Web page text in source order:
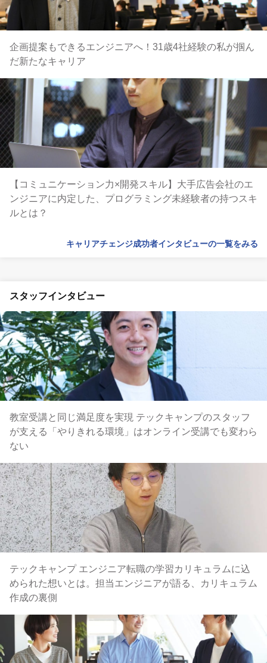
企画提案もできるエンジニアへ！31歳4社経験の私が掴ん
だ新たなキャリア
【コミュニケーション力×開発スキル】大手広告会社のエ
ンジニアに内定した、プログラミング未経験者の持つスキ
ルとは？
キャリアチェンジ成功者インタビューの一覧をみる
スタッフインタビュー
教室受講と同じ満足度を実現 テックキャンプのスタッフ
が支える「やりきれる環境」はオンライン受講でも変わら
ない
テックキャンプ エンジニア転職の学習カリキュラムに込
められた想いとは。担当エンジニアが語る、カリキュラム
作成の裏側